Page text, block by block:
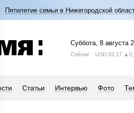
Пятилетие семьи в Нижегородской
Суббота, 8 августа
Сейчас USD 82,17
Статьи Интервью Фото